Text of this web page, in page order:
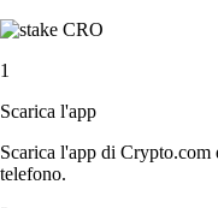
1
Scarica l'app
Scarica l'app di
telefono.